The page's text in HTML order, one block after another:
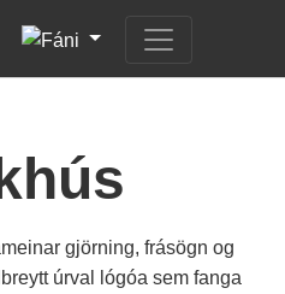
gjörning, frásögn og
úrval lógóa sem fanga